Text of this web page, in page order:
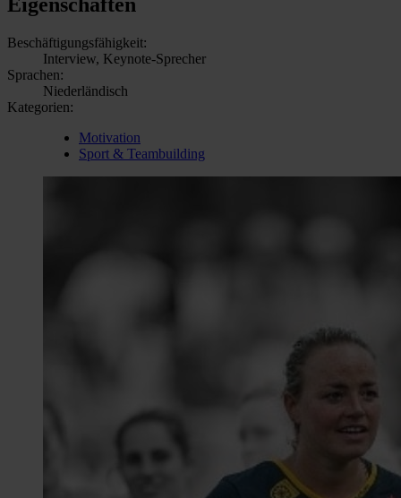
Beschäftigungsfähigkeit:
Interview, Keynote-Sprecher
Sprachen:
Niederländisch
Kategorien:
Motivation
Sport & Teambuilding